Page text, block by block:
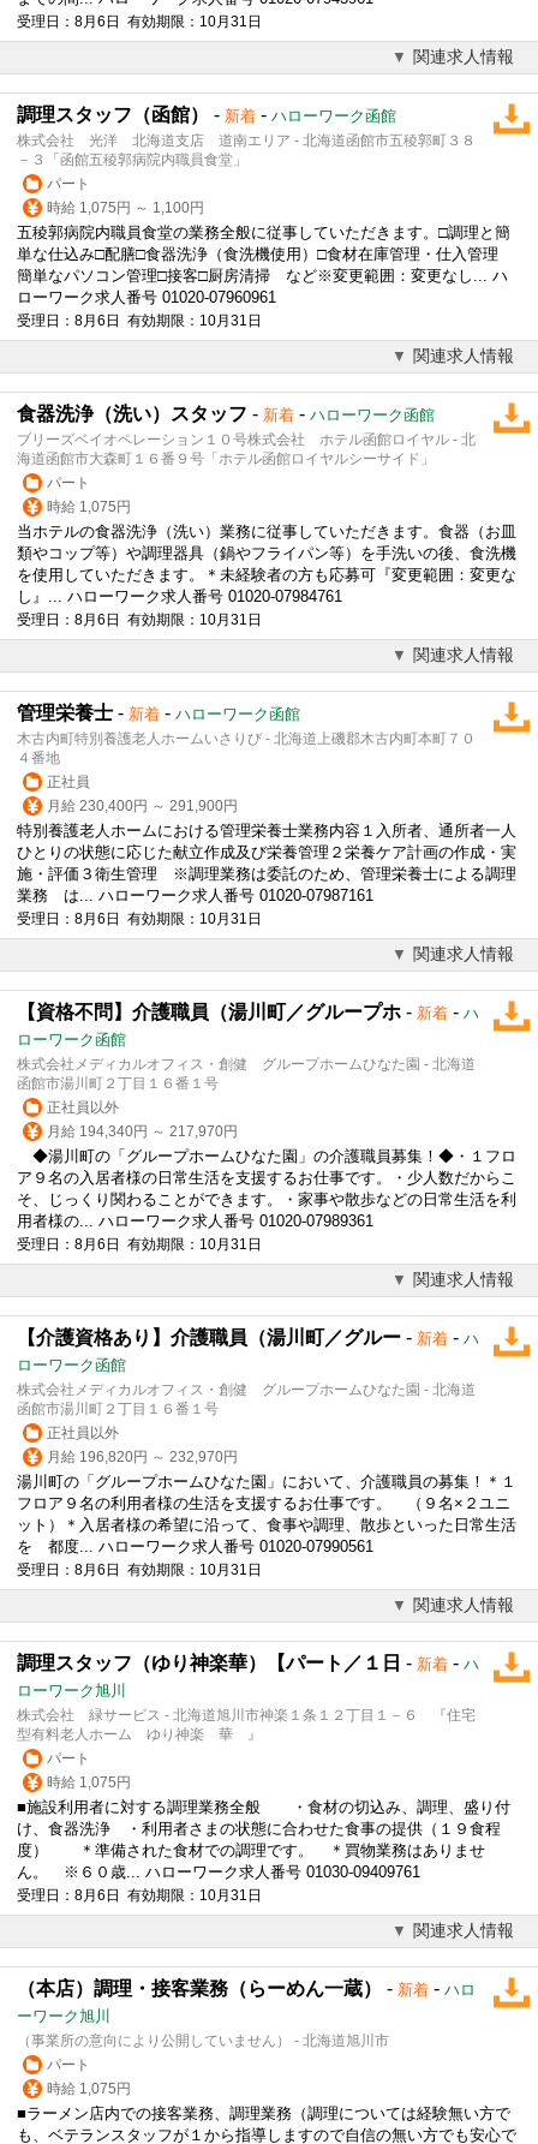
受理日：8月6日 有効期限：10月31日
関連求人情報
調理スタッフ（函館） - 新着 - ハローワーク函館
株式会社 光洋 北海道支店 道南エリア - 北海道函館市五稜郭町３８
－３「函館五稜郭病院内職員食堂」
パート
時給 1,075円 ～ 1,100円
五稜郭病院内職員食堂の業務全般に従事していただきます。□調理 と簡
単な仕込み□配膳□食器洗浄（食洗機使用）□食材在庫管理・仕入管理
簡単なパソコン管理□接客□厨房清掃 など※変更範囲：変更なし... ハ
ローワーク求人番号 01020-07960961
受理日：8月6日 有効期限：10月31日
関連求人情報
食器洗浄（洗い）スタッフ - 新着 - ハローワーク函館
ブリーズベイオペレーション１０号株式会社 ホテル函館ロイヤル - 北
海道函館市大森町１６番９号「ホテル函館ロイヤルシーサイド」
パート
時給 1,075円
当ホテルの食器洗浄（洗い）業務に従事していただきます。食器（お皿
類やコップ等）や調理器具（鍋やフライパン等）を手洗いの後、食洗機
を使用していただきます。＊未経験者の方も応募可『変更範囲：変更な
し』... ハローワーク求人番号 01020-07984761
受理日：8月6日 有効期限：10月31日
関連求人情報
管理栄養士 - 新着 - ハローワーク函館
木古内町特別養護老人ホームいさりび - 北海道上磯郡木古内町本町７０
４番地
正社員
月給 230,400円 ～ 291,900円
特別養護老人ホームにおける管理栄養士業務内容１入所者、通所者一人
ひとりの状態に応じた献立作成及び栄養管理２栄養ケア計画の作成・実
施・評価３衛生管理 ※調理業務は委託のため、管理栄養士による調理
業務 は... ハローワーク求人番号 01020-07987161
受理日：8月6日 有効期限：10月31日
関連求人情報
【資格不問】介護職員（湯川町／グループホ - 新着 - ハ
ローワーク函館
株式会社メディカルオフィス・創健 グループホームひなた園 - 北海道
函館市湯川町２丁目１６番１号
正社員以外
月給 194,340円 ～ 217,970円
◆湯川町の「グループホームひなた園」の介護職員募集！◆・１フロ
ア９名の入居者様の日常生活を支援するお仕事です。・少人数だからこ
そ、じっくり関わることができます。・家事や散歩などの日常生活を利
用者様の... ハローワーク求人番号 01020-07989361
受理日：8月6日 有効期限：10月31日
関連求人情報
【介護資格あり】介護職員（湯川町／グルー - 新着 - ハ
ローワーク函館
株式会社メディカルオフィス・創健 グループホームひなた園 - 北海道
函館市湯川町２丁目１６番１号
正社員以外
月給 196,820円 ～ 232,970円
湯川町の「グループホームひなた園」において、介護職員の募集！＊１
フロア９名の利用者様の生活を支援するお仕事です。 （９名×２ユニ
ット）＊入居者様の希望に沿って、食事や調理 、散歩といった日常生活
を 都度... ハローワーク求人番号 01020-07990561
受理日：8月6日 有効期限：10月31日
関連求人情報
調理スタッフ（ゆり神楽華）【パート／１日 - 新着 - ハ
ローワーク旭川
株式会社 緑サービス - 北海道旭川市神楽１条１２丁目１－６ 『住宅
型有料老人ホーム ゆり神楽 華 』
パート
時給 1,075円
■施設利用者に対する調理業務全般 ・食材の切込み、 調理 、盛り付
け、食器洗浄 ・利用者さまの状態に合わせた食事の提供（１９食程
度） ＊準備された食材での調理です。 ＊買物業務はありませ
ん。 ※６０歳... ハローワーク求人番号 01030-09409761
受理日：8月6日 有効期限：10月31日
関連求人情報
（本店）調理・接客業務（らーめん一蔵） - 新着 - ハロ
ーワーク旭川
（事業所の意向により公開していません） - 北海道旭川市
パート
時給 1,075円
■ラーメン店内での接客業務、 調理業務（調理については経験無い方で
も、ベテランスタッフが１から指導しますので自信の無い方でも安心で